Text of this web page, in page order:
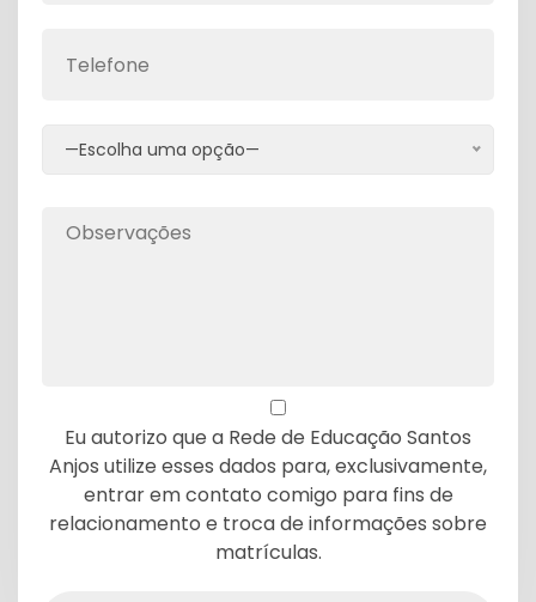
—Escolha uma opção—
Eu autorizo que a Rede de Educação Santos
Anjos utilize esses dados para, exclusivamente,
entrar em contato comigo para fins de
relacionamento e troca de informações sobre
matrículas.